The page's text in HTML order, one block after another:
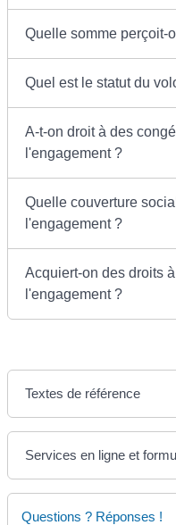
Quelle somme perçoit-
Quel est le statut du
A-t-on droit à des
l'engagement ?
Quelle couverture
l'engagement ?
Acquiert-on des droits
l'engagement ?
Textes de référence
Services en ligne et
Questions ? Réponses !